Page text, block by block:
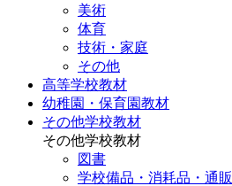
美術
体育
技術・家庭
その他
高等学校教材
幼稚園・保育園教材
その他学校教材
その他学校教材
図書
学校備品・消耗品・通販